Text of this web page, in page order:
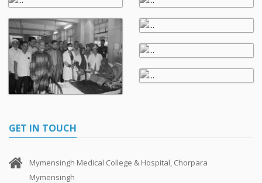
GET IN TOUCH
Mymensingh Medical College & Hospital, Chorpara
Mymensingh